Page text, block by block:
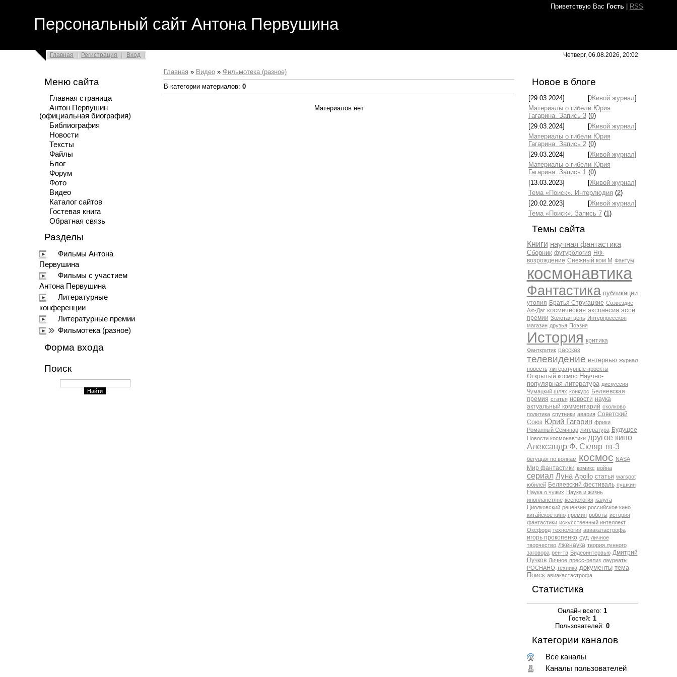
Приветствую Вас Гость| RSS
Персональный сайт Антона Первушина
Главная Регистрация Вход Четверг, 06.08.2026, 20:02
Меню сайта
Главная страница
Антон Первушин
(официальная биография)
Библиография
Новости
Тексты
Файлы
Блог
Форум
Фото
Видео
Каталог сайтов
Гостевая книга
Обратная связь
Разделы
Фильмы Антона
Первушина
Фильмы с участием
Антона Первушина
Литературные
конференции
Литературные премии
Фильмотека (разное)
Форма входа
Поиск
Главная » Видео» Фильмотека (разное)
В категории материалов: 0
Материалов нет
Новое в блоге
[29.03.2024] [Живой журнал]
Материалы о гибели Юрия
Гагарина. Запись 3 (0)
[29.03.2024]
[Живой журнал]
Материалы о гибели Юрия
Гагарина. Запись 2 (0)
[29.03.2024]
[Живой журнал]
Материалы о гибели Юрия
Гагарина. Запись 1 (0)
[13.03.2023]
[Живой журнал]
Тема «Поиск». Интерлюдия (2)
[20.02.2023]
[Живой журнал]
Тема «Поиск». Запись 7 (1)
Темы сайта
Книги научная фантастика
Сборник футурология НФ-
возрождение Снежный ком М Фантум
космонавтика
Фантастика публикации
утопия Братья Стругацкие Созвездие
Аю-Даг космическая экспансия эссе
премии Золотая цепь Интерпресскон
магазин друзья Поэзия
История критика
Фанткритик рассказ
телевидение интервью журнал
повесть литературные проекты
Открытый космос Научно-
популярная литература дискуссия
Чумацкий шлях конкурс Беляевская
премия статья новости наука
актуальный комментарий сколково
политика спутники авария Советский
Союз Юрий Гагарин фрики
Романный Семинар литература Будущее
Новости космонавтики другое кино
Александр Ф. Скляр тв-3
бегущая по волнам космос NASA
Мир фантастики комикс война
сериал Луна Apollo статьи warspot
юбилей Беляевский фестиваль пушкин
Наука о чужих Наука и жизнь
инопланетяне ксенология калуга
Циолковский рецензии российское кино
китайское кино премия роботы история
фантастики искусственный интеллект
Оксфорд технологии авиакатастрофа
игорь прокопенко суд личное
творчество лженаука теория лунного
заговора рен-тв Видеоинтервью Дмитрий
Пучков Личное пресс-релиз лауреаты
РОСНАНО техника документы тема
Поиск авиакастастрофа
Статистика
Онлайн всего: 1
Гостей: 1
Пользователей: 0
Категории каналов
Все каналы
Каналы пользователей